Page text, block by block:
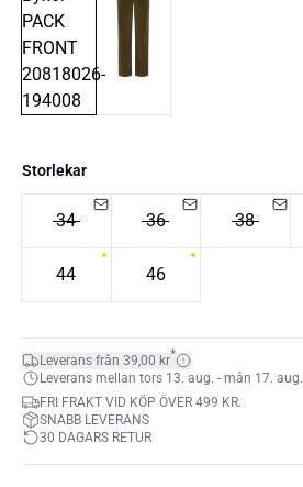
Storlekar
34 36 38
44 46
Leverans från 39,00 kr*
Leverans mellan tors 13. aug. - mån 17. aug.
FRI FRAKT VID KÖP ÖVER 499 KR.
SNABB LEVERANS
30 DAGARS RETUR